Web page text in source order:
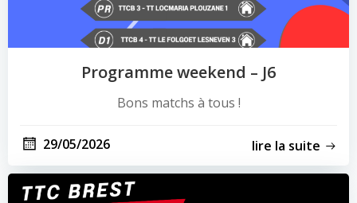
Programme weekend – J6
Bons matchs à tous !
29/05/2026 lire la suite